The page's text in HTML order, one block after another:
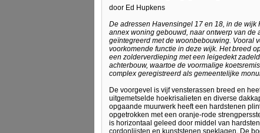
door Ed Hupkens
De adressen Havensingel 17 en 18, in de
annex woning gebouwd, naar ontwerp van de
geïntegreerd met de woonbebouwing. Vooral
voorkomende functie in deze wijk. Het breed
een zolderverdieping met een leigedekt
achterbouw, waartoe de voormalige
complex geregistreerd als gemeentelijke
De voorgevel is vijf vensterassen breed en
uitgemetselde hoekrisalieten en diverse
opgaande muurwerk heeft een hardstenen
opgetrokken met een oranje-rode
is horizontaal geleed door middel van